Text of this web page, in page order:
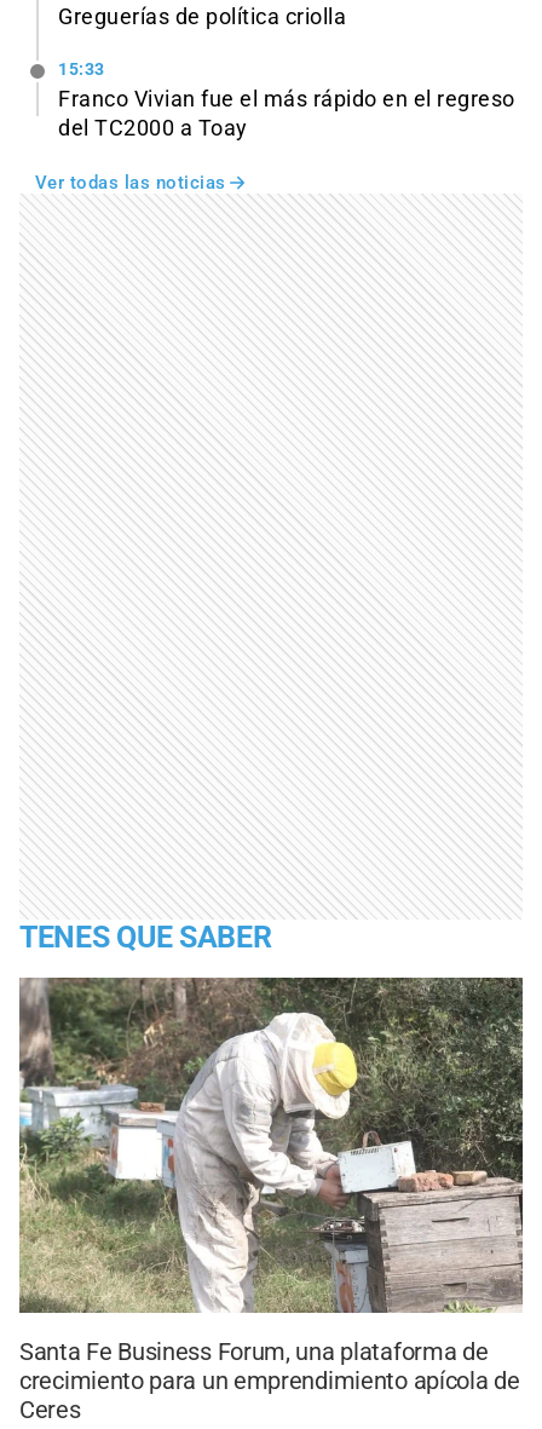
Greguerías de política criolla
15:33
Franco Vivian fue el más rápido en el regreso
del TC2000 a Toay
Ver todas las noticias
TENES QUE SABER
Santa Fe Business Forum, una plataforma de
crecimiento para un emprendimiento apícola de
Ceres